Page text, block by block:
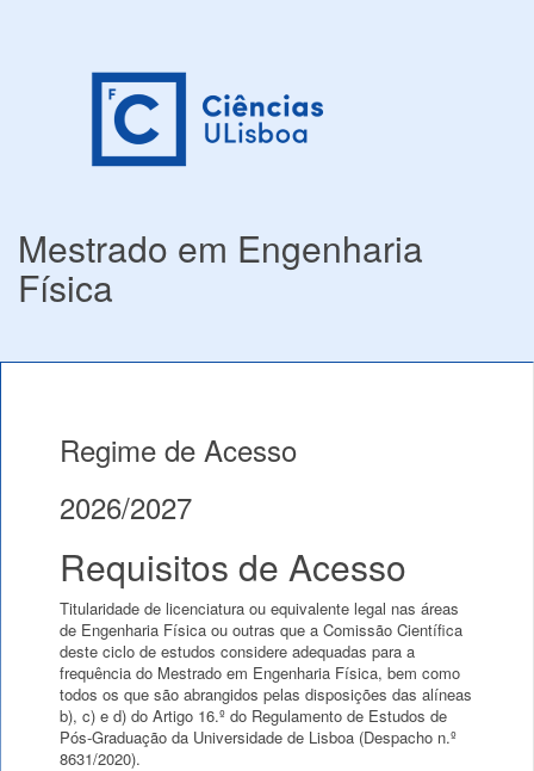
Mestrado em Engenharia
Física
Regime de Acesso
2026/2027
Requisitos de Acesso
Titularidade de licenciatura ou equivalente legal nas áreas
de Engenharia Física ou outras que a Comissão Científica
deste ciclo de estudos considere adequadas para a
frequência do Mestrado em Engenharia Física, bem como
todos os que são abrangidos pelas disposições das alíneas
b), c) e d) do Artigo 16.º do Regulamento de Estudos de
Pós-Graduação da Universidade de Lisboa (Despacho n.º
8631/2020).